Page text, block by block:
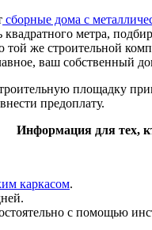
сборные дома с
метра,
же строительной
ваш собственный
площадку
предоплату.
Информация для тех,
каркасом.
с помощью